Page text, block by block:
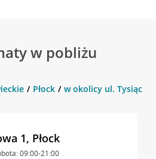
w pobliżu
Płock w okolicy ul.
1, Płock
09:00-21:00